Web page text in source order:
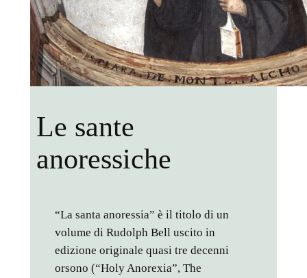
Le sante
anoressiche
“La santa anoressia” è il titolo di un
volume di Rudolph Bell uscito in
edizione originale quasi tre decenni
orsono (“Holy Anorexia”, The